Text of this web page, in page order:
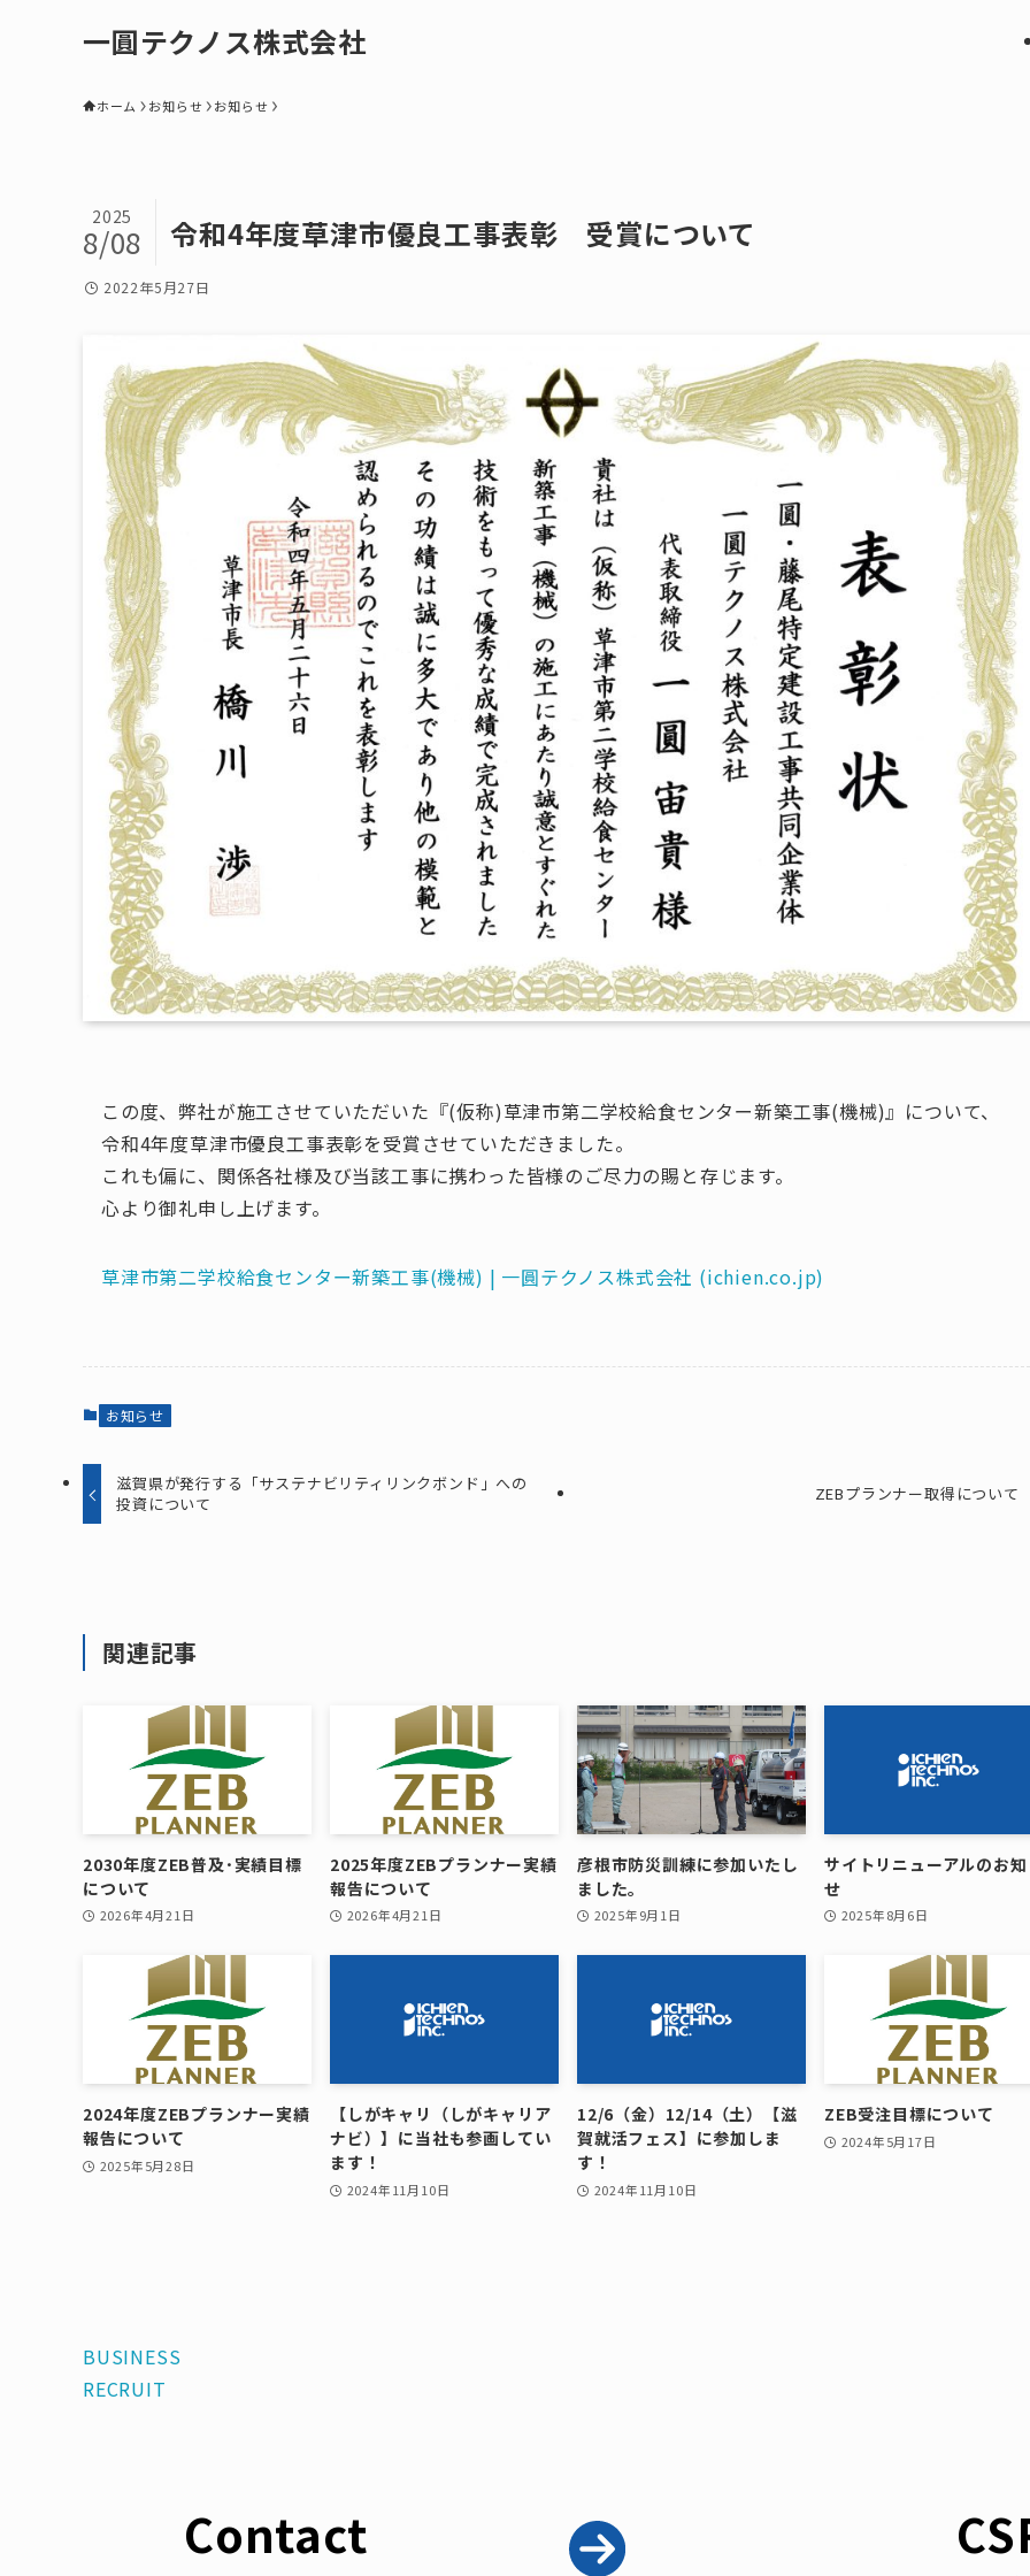
一圓テクノス株式会社
ホーム お知らせ お知らせ
令和4年度草津市優良工事表彰 受賞について
2025
8/08
2022年5月27日
この度、弊社が施工させていただいた『(仮称)草津市第二学校給食センター新築工事(機械)』について、
令和4年度草津市優良工事表彰を受賞させていただきました。
これも偏に、関係各社様及び当該工事に携わった皆様のご尽力の賜と存じます。
心より御礼申し上げます。
草津市第二学校給食センター新築工事(機械) | 一圓テクノス株式会社 (ichien.co.jp)
お知らせ
滋賀県が発行する「サステナビリティリンクボンド」への
投資について
ZEBプランナー取得について
関連記事
2030年度ZEB普及･実績目標
について
2026年4月21日
2025年度ZEBプランナー実績
報告について
2026年4月21日
彦根市防災訓練に参加いたし
ました。
2025年9月1日
サイトリニューアルのお
せ
2025年8月6日
2024年度ZEBプランナー実績
報告について
2025年5月28日
【しがキャリ（しがキャリア
ナビ）】に当社も参画してい
ます！
2024年11月10日
12/6（金）12/14（土）【滋
賀就活フェス】に参加しま
す！
2024年11月10日
ZEB受注目標について
2024年5月17日
BUSINESS
RECRUIT
Contact